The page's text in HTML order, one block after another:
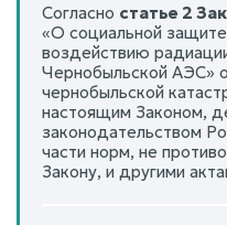
Согласно статье 2
«О социальной
воздействию
Чернобыльской АЭС»
чернобыльской
настоящим Законом,
законодательством
части норм, не
Закону, и другими